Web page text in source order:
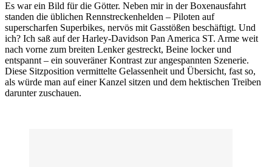
Es war ein Bild für die Götter. Neben mir in der Boxenausfahrt
standen die üblichen Rennstreckenhelden – Piloten auf
superscharfen Superbikes, nervös mit Gasstößen beschäftigt. Und
ich? Ich saß auf der Harley-Davidson Pan America ST. Arme weit
nach vorne zum breiten Lenker gestreckt, Beine locker und
entspannt – ein souveräner Kontrast zur angespannten Szenerie.
Diese Sitzposition vermittelte Gelassenheit und Übersicht, fast so,
als würde man auf einer Kanzel sitzen und dem hektischen Treiben
darunter zuschauen.